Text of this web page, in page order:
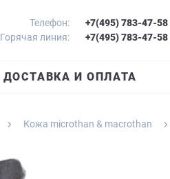
Телефон:
+7(495) 783-47-58
Горячая линия:
+7(495) 783-47-58
ДОСТАВКА И ОПЛАТА
Кожа microthan & macrothan